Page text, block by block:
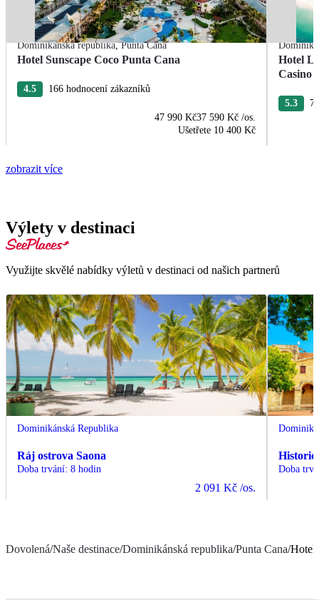
Dominikánská republika,Punta Cana
Hotel Sunscape Coco Punta Cana
4.5 166 hodnocení zákazníků
47 990 Kč37 590 Kč /os.
Ušetřete 10 400 Kč
Hotel
Casino
5.3
zobrazit více
Výlety v destinaci
Využijte skvělé nabídky výletů v destinaci od našich partnerů
Dominikánská Republika
Ráj ostrova Saona
Doba trvání: 8 hodin
2 091 Kč /os.
Doba
Dovolená/Naše destinace/Dominikánská republika/Punta Cana/Hotel